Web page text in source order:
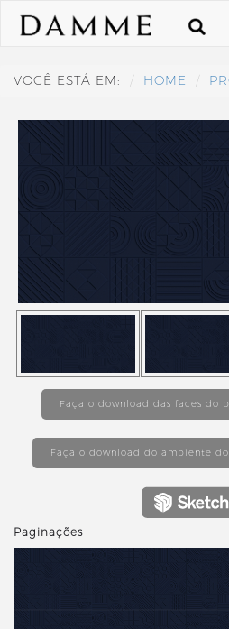
VOCÊ ESTÁ EM: HOME
Faça o download das faces do
Faça o download do ambiente
Paginações